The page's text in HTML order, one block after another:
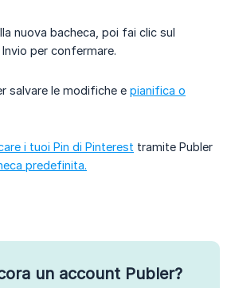
nuova bacheca, poi fai clic sul
per confermare.
salvare le modifiche e pianifica o
i tuoi Pin di Pinterest tramite Publer
predefinita.
un account Publer?